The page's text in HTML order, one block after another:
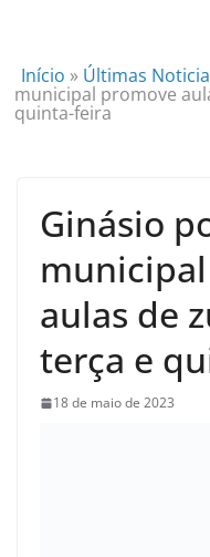
Início » Últimas
municipal promove
quinta-feira
Ginásio
aulas de
terça e
18 de maio de 2023